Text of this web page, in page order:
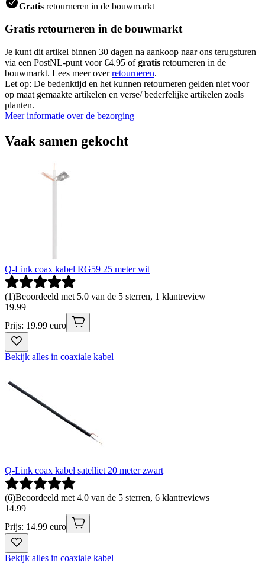
Gratis retourneren in de bouwmarkt
Gratis retourneren in de bouwmarkt
Je kunt dit artikel binnen 30 dagen na aankoop naar ons terugsturen
via een PostNL-punt voor €4.95 ofgratis retourneren in de
bouwmarkt. Lees meer overretourneren.
Let op: De bedenktijd en het kunnen retourneren gelden niet voor
op maat gemaakte artikelen en verse/ bederfelijke artikelen zoals
planten.
Meer informatie over de bezorging
Vaak samen gekocht
Q-Link coax kabel RG59 25 meter wit
(1)Beoordeeld met 5.0 van de 5 sterren, 1 klantreview
19.99
Prijs: 19.99 euro
Bekijk alles in coaxiale kabel
Q-Link coax kabel satelliet 20 meter zwart
(6)Beoordeeld met 4.0 van de 5 sterren, 6 klantreviews
14.99
Prijs: 14.99 euro
Bekijk alles in coaxiale kabel